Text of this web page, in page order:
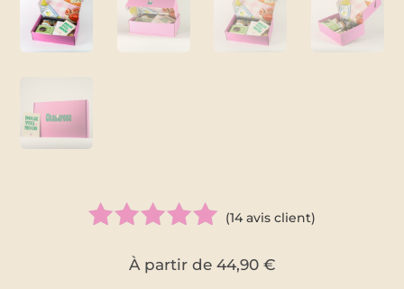
sur 5
(14 avis client)
À partir de 44,90 €